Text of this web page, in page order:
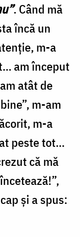
. Când mă
încă un
m-a
am început
atât de
m-am
m-a
peste tot…
că mă
și a spus: